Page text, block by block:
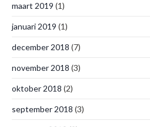
maart 2019 (1)
januari 2019 (1)
december 2018 (7)
november 2018 (3)
oktober 2018 (2)
september 2018 (3)